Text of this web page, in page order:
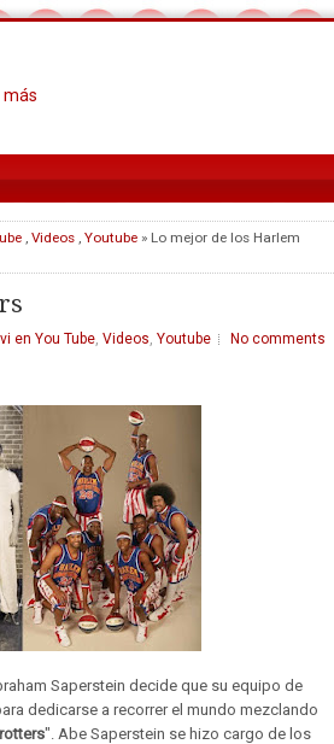
más
, Videos , Youtube » Lo mejor de los Harlem
en You Tube, Videos, Youtube No comments
Saperstein decide que su equipo de
dedicarse a recorrer el mundo mezclando
". Abe Saperstein se hizo cargo de los